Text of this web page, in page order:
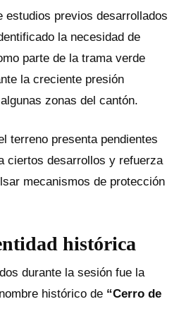
estudios previos desarrollados
la necesidad de
parte de la trama verde
la creciente presión
zonas del cantón.
terreno presenta pendientes
ciertos desarrollos y refuerza
mecanismos de protección
histórica
durante la sesión fue la
histórico de “Cerro de